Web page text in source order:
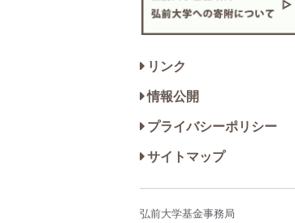
リンク
情報公開
プライバシーポリシー
サイトマップ
弘前大学基金事務局